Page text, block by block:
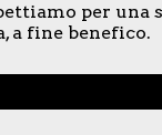
per una
a fine benefico.